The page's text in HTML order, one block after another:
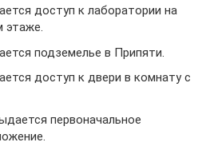
доступ к лаборатории на
этаже.
подземелье в Припяти.
доступ к двери в комнату с
первоначальное